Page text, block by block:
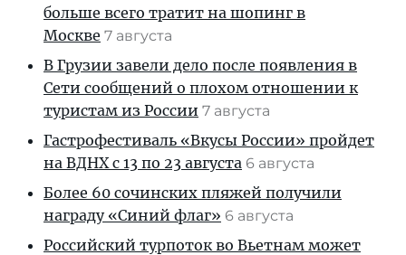
больше всего тратит на шопинг в
Москве 7 августа
В Грузии завели дело после появления в
Сети сообщений о плохом отношении к
туристам из России 7 августа
Гастрофестиваль «Вкусы России» пройдет
на ВДНХ с 13 по 23 августа 6 августа
Более 60 сочинских пляжей получили
награду «Синий флаг» 6 августа
Российский турпоток во Вьетнам может